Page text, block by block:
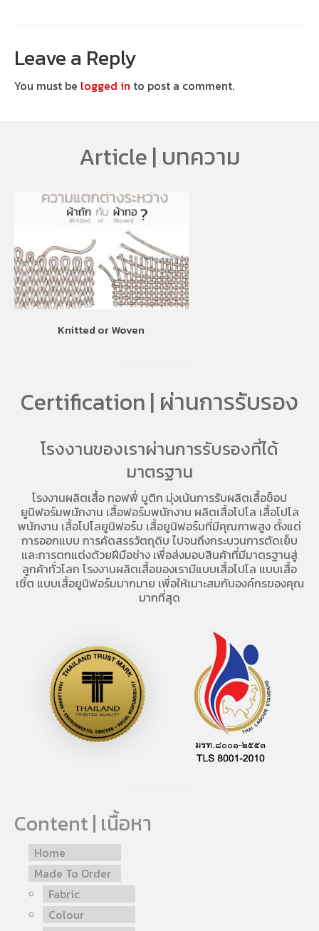
Leave a Reply
You must be logged in to post a comment.
Article | บทความ
Knitted or Woven
Certification | ผ่านการรับรอง
โรงงานของเราผ่านการรับรองที่ได้
มาตรฐาน
โรงงานผลิตเสื้อ ทอฟฟี่ บูติก มุ่งเน้นการรับผลิตเสื้อช็อป
ยูนิฟอร์มพนักงาน เสื้อฟอร์มพนักงาน ผลิตเสื้อโปโล เสื้อโปโล
พนักงาน เสื้อโปโลยูนิฟอร์ม เสื้อยูนิฟอร์มที่มีคุณภาพสูง ตั้งแต่
การออกแบบ การคัดสรรวัตถุดิบ ไปจนถึงกระบวนการตัดเย็บ
และการตกแต่งด้วยฝีมือช่าง เพื่อส่งมอบสินค้าที่มีมาตรฐานสู่
ลูกค้าทั่วโลก โรงงานผลิตเสื้อของเรามีแบบเสื้อโปโล แบบเสื้อ
เชิ้ต แบบเสื้อยูนิฟอร์มมากมาย เพื่อให้เมาะสมกับองค์กรของคุณ
มากที่สุด
Content | เนื้อหา
Home
Made To Order
Fabric
Colour